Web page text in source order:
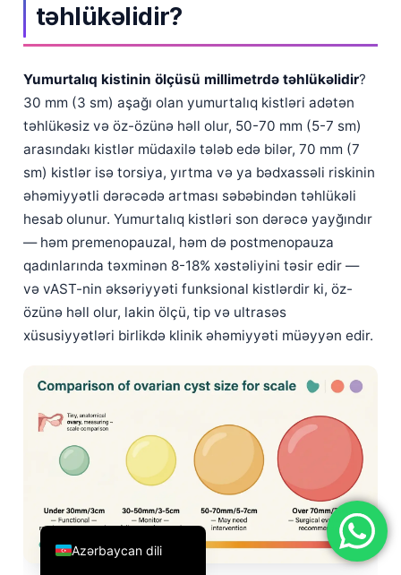
təhlükəlidir?
Yumurtalıq kistinin ölçüsü millimetrdə təhlükəlidir?
30 mm (3 sm) aşağı olan yumurtalıq kistləri adətən
təhlükəsiz və öz-özünə həll olur, 50-70 mm (5-7 sm)
arasındakı kistlər müdaxilə tələb edə bilər, 70 mm (7
sm) kistlər isə torsiya, yırtma və ya bədxassəli riskinin
əhəmiyyətli dərəcədə artması səbəbindən təhlükəli
hesab olunur. Yumurtalıq kistləri son dərəcə yayğındır
— həm premenopauzal, həm də postmenopauza
qadınlarında təxminən 8-18% xəstəliyini təsir edir —
və vAST-nin əksəriyyəti funksional kistlərdir ki, öz-
özünə həll olur, lakin ölçü, tip və ultrasəs
xüsusiyyətləri birlikdə klinik əhəmiyyəti müəyyən edir.
Azərbaycan dili
English
العربية
Français
Español
Português
Ελληνικά
Türkçe
Română
简体中文
فارسی
Български
Dansk
Nederlands
हिन्दी
Bahasa Indonesia